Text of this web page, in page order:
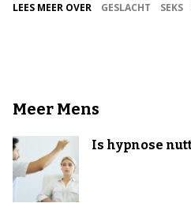
LEES MEER OVER GESLACHT SEKS
Meer Mens
Is hypnose